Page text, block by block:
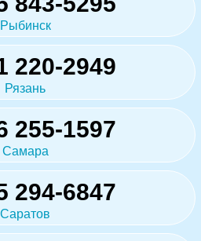
Рыбинск
220-2949
Рязань
255-1597
Самара
294-6847
Саратов